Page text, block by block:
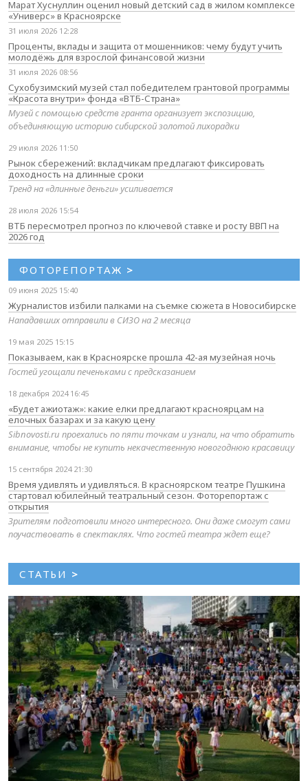
Марат Хуснуллин оценил новый детский сад в жилом комплексе
«Универс» в Красноярске
31 июля 2026 12:28
Проценты, вклады и защита от мошенников: чему будут учить
молодёжь для взрослой финансовой жизни
31 июля 2026 08:56
Сухобузимский музей стал победителем грантовой программы
«Красота внутри» фонда «ВТБ-Страна»
Музей с помощью средств гранта организует экспозицию,
объединяющую историю сибирской золотой лихорадки
29 июля 2026 11:50
Рынок сбережений: вкладчикам предлагают фиксировать
доходность на длинные сроки
Тренд на «длинные деньги» усиливается
28 июля 2026 15:54
ВТБ пересмотрел прогноз по ключевой ставке и росту ВВП на
2026 год
ФОТОРЕПОРТАЖ >
09 июня 2025 15:40
Журналистов избили палками на съемке сюжета в Новосибирске
Нападавших отправили в СИЗО на 2 месяца
19 мая 2025 15:15
Показываем, как в Красноярске прошла 42-ая музейная ночь
Гостей угощали печеньками с предсказанием
18 декабря 2024 16:45
«Будет ажиотаж»: какие елки предлагают красноярцам на
елочных базарах и за какую цену
Sibnovosti.ru проехались по пяти точкам и узнали, на что обратить
внимание, чтобы не купить некачественную новогоднюю красавицу
15 сентября 2024 21:30
Время удивлять и удивляться. В красноярском театре Пушкина
стартовал юбилейный театральный сезон. Фоторепортаж с
открытия
Зрителям подготовили много интересного. Они даже смогут сами
поучаствовать в спектаклях. Что гостей театра ждет еще?
СТАТЬИ >